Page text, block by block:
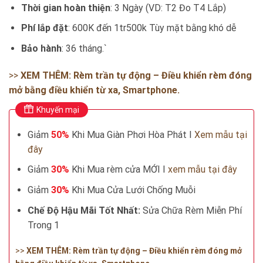
Thời gian hoàn thiện: 3 Ngày (VD: T2 Đo T4 Lắp)
Phí lắp đặt: 600K đến 1tr500k Tùy mặt bằng khó dễ
Bảo hành: 36 tháng.`
>> XEM THÊM: Rèm trần tự động – Điều khiển rèm đóng
mở bằng điều khiển từ xa, Smartphone.
Khuyến mại
Giảm 50% Khi Mua Giàn Phơi Hòa Phát I Xem mẫu tại
đây
Giảm 30% Khi Mua rèm cửa MỚI I xem mẫu tại đây
Giảm 30% Khi Mua Cửa Lưới Chống Muỗi
Chế Độ Hậu Mãi Tốt Nhất: Sửa Chữa Rèm Miễn Phí
Trong 1
>> XEM THÊM: Rèm trần tự động – Điều khiển rèm đóng mở